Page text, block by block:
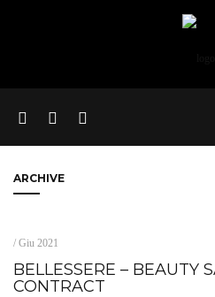
ARCHIVE
/ Giu 2021
BELLESSERE – BEAUTY
CONTRACT